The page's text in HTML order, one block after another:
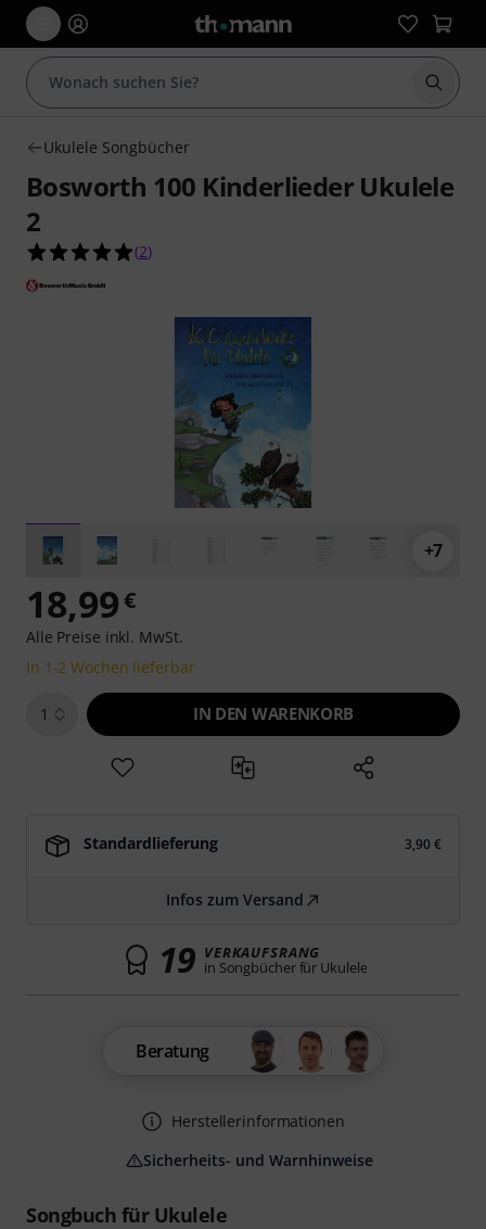
Suche
Ukulele Songbücher
Bosworth 100 Kinderlieder Ukulele
2
5.0 von 5 Sternen aus 2 Kundenbewertungen
(2)
+7
Songbuch für Ukulele
18,99€
Alle Preise inkl. MwSt.
In 1-2 Wochen lieferbar
1 IN DEN WARENKORB
Standardlieferung 3,90 €
Infos zum Versand
19 VERKAUFSRANG
in Songbücher für Ukulele
Beratung
Herstellerinformationen
Sicherheits- und Warnhinweise